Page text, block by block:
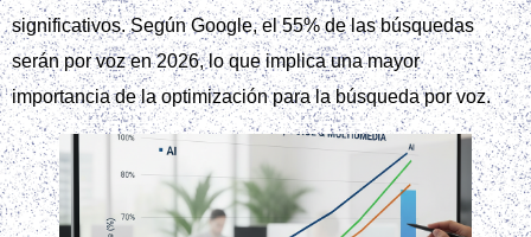
significativos. Según Google, el 55% de las búsquedas
serán por voz en 2026, lo que implica una mayor
importancia de la optimización para la búsqueda por voz.